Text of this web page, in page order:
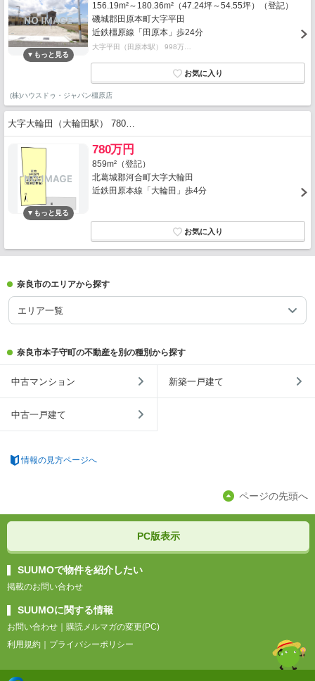
156.19m²～180.36m²（47.24坪～54.55坪）（登記）
磯城郡田原本町大字平田
近鉄橿原線「田原本」歩24分
大字平田（田原本駅） 998万…
(株)ハウスドゥ・ジャパン橿原店
大字大輪田（大輪田駅） 780…
780万円
859m²（登記）
北葛城郡河合町大字大輪田
近鉄田原本線「大輪田」歩4分
奈良市のエリアから探す
エリア一覧
奈良市本子守町の不動産を別の種別から探す
中古マンション 新築一戸建て
中古一戸建て
情報の見方ページへ
ページの先頭へ
PC版表示
SUUMOで物件を紹介したい
掲載のお問い合わせ
SUUMOに関する情報
お問い合わせ
購読メルマガの変更(PC)
利用規約
プライバシーポリシー